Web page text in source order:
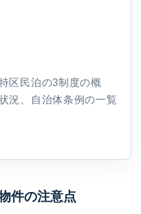
区民泊の3制度の概
況、自治体条例の一覧
件の注意点